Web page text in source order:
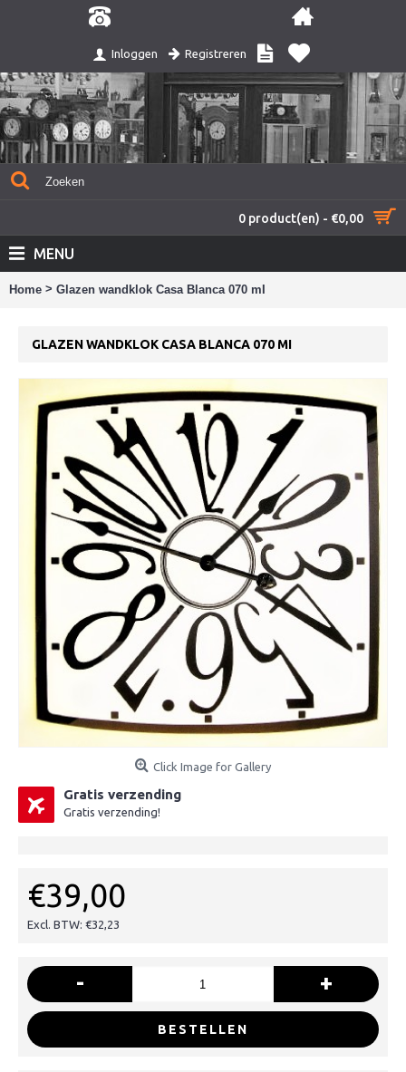
Inloggen Registreren
0 product(en) - €0,00
MENU
Home > Glazen wandklok Casa Blanca 070 mI
GLAZEN WANDKLOK CASA BLANCA 070 MI
Click Image for Gallery
Gratis verzending
Gratis verzending!
€39,00
Excl. BTW: €32,23
- +
BESTELLEN